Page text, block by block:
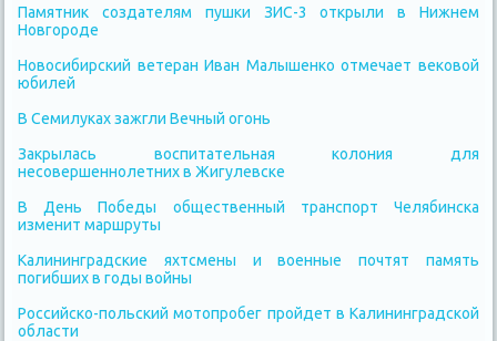
Памятник создателям пушки ЗИС-3 открыли в Нижнем
Новгороде
Новосибирский ветеран Иван Малышенко отмечает вековой
юбилей
В Семилуках зажгли Вечный огонь
Закрылась воспитательная колония для
несовершеннолетних в Жигулевске
В День Победы общественный транспорт Челябинска
изменит маршруты
Калининградские яхтсмены и военные почтят память
погибших в годы войны
Российско-польский мотопробег пройдет в Калининградской
области